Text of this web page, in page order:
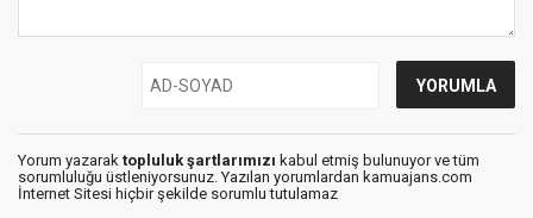
Yorum yazarak topluluk şartlarımızı kabul etmiş bulunuyor ve tüm
sorumluluğu üstleniyorsunuz. Yazılan yorumlardan kamuajans.com
İnternet Sitesi hiçbir şekilde sorumlu tutulamaz